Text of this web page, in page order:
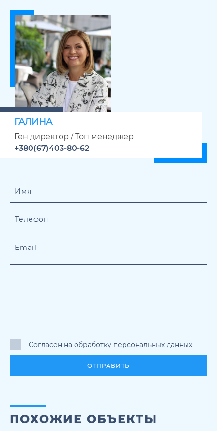
ГАЛИНА
Ген директор / Топ менеджер
+380(67)403-80-62
Согласен на обработку персональных данных
ОТПРАВИТЬ
ПОХОЖИЕ ОБЪЕКТЫ